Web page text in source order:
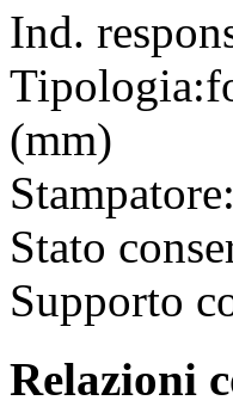
Ind.
Tipologia:
(mm)
Stampatore:
Stato
Supporto
Relazioni